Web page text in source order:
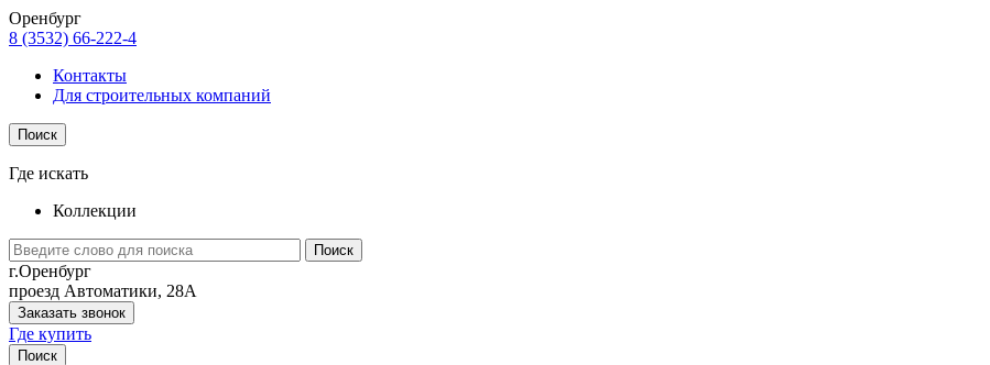
Оренбург
8 (3532) 66-222-4
Контакты
Для строительных компаний
Поиск
Где искать
Коллекции
Поиск
г.Оренбург
проезд Автоматики, 28А
Заказать звонок
Где купить
Поиск